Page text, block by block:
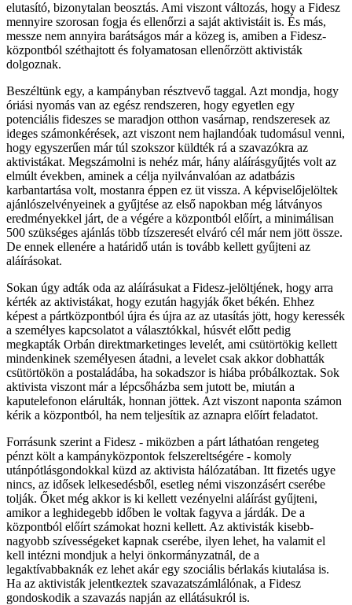
elutasító, bizonytalan beosztás. Ami viszont változás, hogy a Fidesz
mennyire szorosan fogja és ellenőrzi a saját aktivistáit is. És más,
messze nem annyira barátságos már a közeg is, amiben a Fidesz-
központból széthajtott és folyamatosan ellenőrzött aktivisták
dolgoznak.
Beszéltünk egy, a kampányban résztvevő taggal. Azt mondja, hogy
óriási nyomás van az egész rendszeren, hogy egyetlen egy
potenciális fideszes se maradjon otthon vasárnap, rendszeresek az
ideges számonkérések, azt viszont nem hajlandóak tudomásul venni,
hogy egyszerűen már túl szokszor küldték rá a szavazókra az
aktivistákat. Megszámolni is nehéz már, hány aláírásgyűjtés volt az
elmúlt években, aminek a célja nyilvánvalóan az adatbázis
karbantartása volt, mostanra éppen ez üt vissza. A képviselőjelöltek
ajánlószelvényeinek a gyűjtése az első napokban még látványos
eredményekkel járt, de a végére a központból előírt, a minimálisan
500 szükséges ajánlás több tízszeresét elváró cél már nem jött össze.
De ennek ellenére a határidő után is tovább kellett gyűjteni az
aláírásokat.
Sokan úgy adták oda az aláírásukat a Fidesz-jelöltjének, hogy arra
kérték az aktivistákat, hogy ezután hagyják őket békén. Ehhez
képest a pártközpontból újra és újra az az utasítás jött, hogy keressék
a személyes kapcsolatot a választókkal, húsvét előtt pedig
megkapták Orbán direktmarketinges levelét, ami csütörtökig kellett
mindenkinek személyesen átadni, a levelet csak akkor dobhatták
csütörtökön a postaládába, ha sokadszor is hiába próbálkoztak. Sok
aktivista viszont már a lépcsőházba sem jutott be, miután a
kaputelefonon elárulták, honnan jöttek. Azt viszont naponta számon
kérik a központból, ha nem teljesítik az aznapra előírt feladatot.
Forrásunk szerint a Fidesz - miközben a párt láthatóan rengeteg
pénzt költ a kampányközpontok felszereltségére - komoly
utánpótlásgondokkal küzd az aktivista hálózatában. Itt fizetés ugye
nincs, az idősek lelkesedésből, esetleg némi viszonzásért cserébe
tolják. Őket még akkor is ki kellett vezényelni aláírást gyűjteni,
amikor a leghidegebb időben le voltak fagyva a járdák. De a
központból előírt számokat hozni kellett. Az aktivisták kisebb-
nagyobb szívességeket kapnak cserébe, ilyen lehet, ha valamit el
kell intézni mondjuk a helyi önkormányzatnál, de a
legaktívabbaknák ez lehet akár egy szociális bérlakás kiutalása is.
Ha az aktivisták jelentkeztek szavazatszámlálónak, a Fidesz
gondoskodik a szavazás napján az ellátásukról is.